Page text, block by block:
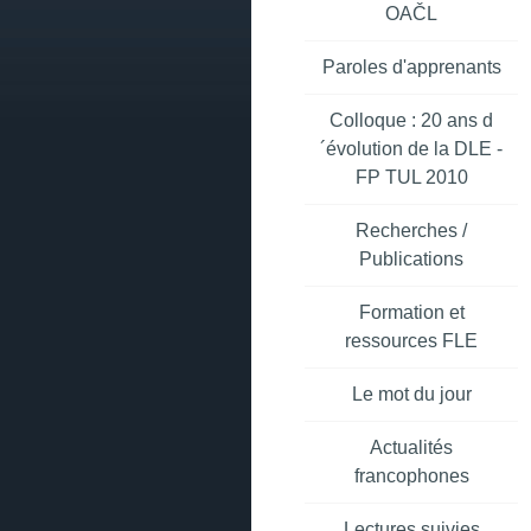
OAČL
Paroles d'apprenants
Colloque : 20 ans d
´évolution de la DLE -
FP TUL 2010
Recherches /
Publications
Formation et
ressources FLE
Le mot du jour
Actualités
francophones